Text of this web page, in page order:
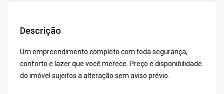
Descrição
Um empreendimento completo com toda segurança,
conforto e lazer que você merece. Preço e disponibilidade
do imóvel sujeitos a alteração sem aviso prévio.